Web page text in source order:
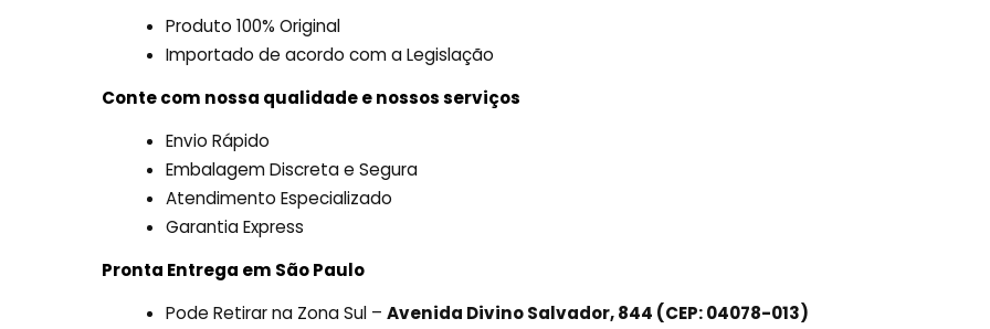
Produto 100% Original
Importado de acordo com a Legislação
Conte com nossa qualidade e nossos serviços
Envio Rápido
Embalagem Discreta e Segura
Atendimento Especializado
Garantia Express
Pronta Entrega em São Paulo
Pode Retirar na Zona Sul –Avenida Divino Salvador, 844 (CEP: 04078-013)